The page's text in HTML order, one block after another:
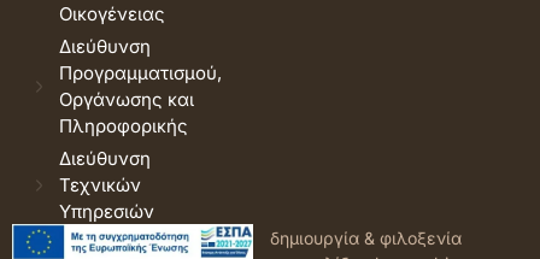
Οικογένειας
Διεύθυνση
Προγραμματισμού,
Οργάνωσης και
Πληροφορικής
Διεύθυνση
Τεχνικών
Υπηρεσιών
© 2026 Δήμος Δράμας. Όροι
δημιουργία & φιλοξενία